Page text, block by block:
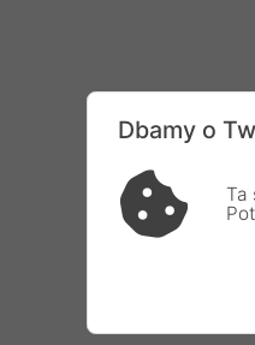
Dbamy o
Ta